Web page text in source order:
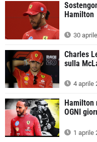
Hamilton
30
Charles
sulla
4 aprile
OGNI
1 aprile